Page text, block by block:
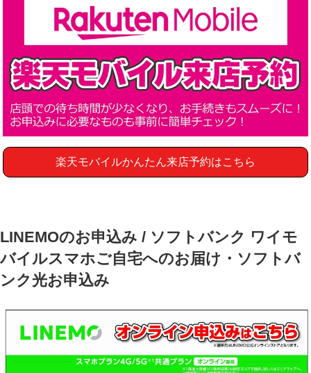
楽天モバイルかんたん来店予約はこちら
LINEMOのお申込み / ソフトバンク ワイモ
バイルスマホご自宅へのお届け・ソフトバ
ンク光お申込み